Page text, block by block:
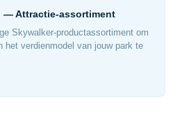
— Attractie-assortiment
Skywalker-productassortiment om
het verdienmodel van jouw park te